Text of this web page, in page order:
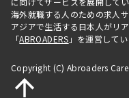
海外就職する人のための求人サ
アジアで生活する日本人がリ
「ABROADERS 」を運営してい
Copyright (C) Abroaders